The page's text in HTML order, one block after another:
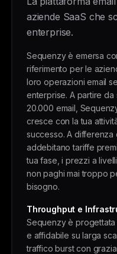
aziende SaaS che
enterprise.
Sequenzy è emersa
riferimento per le
loro operazioni email
enterprise. A partire da
20.000 email,
cresce con la tua
successo. A
addebitano tariffe
tua fase, i prezzi a
non paghi mai troppo
bisogno.
Throughput e
Sequenzy è
e affidabile su larga
traffico burst con